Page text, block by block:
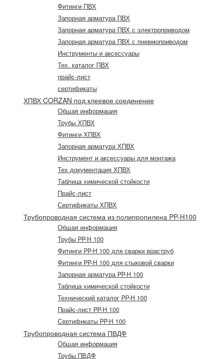
Фитинги ПВХ
Запорная арматура ПВХ
Запорная арматура ПВХ с электроприводом
Запорная арматура ПВХ с пневмоприводом
Инструменты и аксессуары
Тех. каталог ПВХ
прайс-лист
сертификаты
ХПВХ CORZAN под клеевое соединение
Общая информация
Трубы ХПВХ
Фитинги ХПВХ
Запорная арматура ХПВХ
Инструмент и аксессуары для монтажа
Тех документация ХПВХ
Таблица химической стойкости
Прайс-лист
Сертификаты ХПВХ
Трубопроводная система из полипропилена PP-H100
Общая информация
Трубы PP-H 100
Фитинги PP-H 100 для сварки враструб
Фитинги PP-H 100 для стыковой сварки
Запорная арматура PP-H 100
Таблица химической стойкости
Технический каталог PP-H 100
Прайс-лист PP-H 100
Сертификаты PP-H 100
Трубопроводная система ПВДФ
Общая информация
Трубы ПВДФ